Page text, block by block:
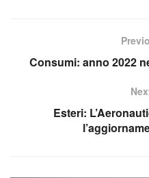
Consumi: anno 2022
Esteri: